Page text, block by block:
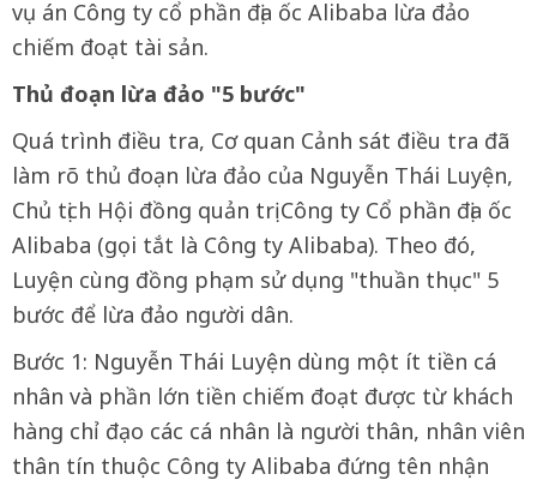
vụ án Công ty cổ phần địa ốc Alibaba lừa đảo
chiếm đoạt tài sản.
Thủ đoạn lừa đảo "5 bước"
Quá trình điều tra, Cơ quan Cảnh sát điều tra đã
làm rõ thủ đoạn lừa đảo của Nguyễn Thái Luyện,
Chủ tịch Hội đồng quản trị Công ty Cổ phần địa ốc
Alibaba (gọi tắt là Công ty Alibaba). Theo đó,
Luyện cùng đồng phạm sử dụng "thuần thục" 5
bước để lừa đảo người dân.
Bước 1: Nguyễn Thái Luyện dùng một ít tiền cá
nhân và phần lớn tiền chiếm đoạt được từ khách
hàng chỉ đạo các cá nhân là người thân, nhân viên
thân tín thuộc Công ty Alibaba đứng tên nhận